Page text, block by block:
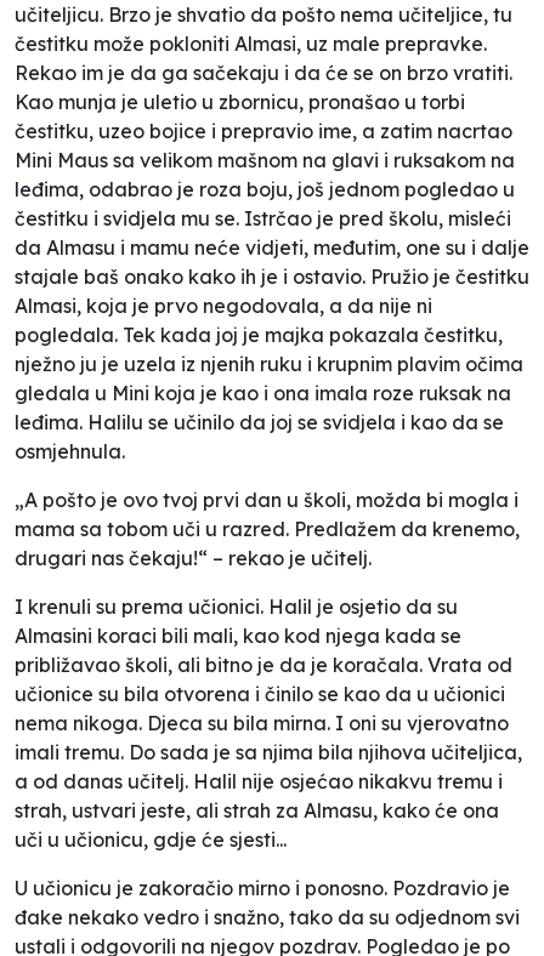
učiteljicu. Brzo je shvatio da pošto nema učiteljice, tu
čestitku može pokloniti Almasi, uz male prepravke.
Rekao im je da ga sačekaju i da će se on brzo vratiti.
Kao munja je uletio u zbornicu, pronašao u torbi
čestitku, uzeo bojice i prepravio ime, a zatim nacrtao
Mini Maus sa velikom mašnom na glavi i ruksakom na
leđima, odabrao je roza boju, još jednom pogledao u
čestitku i svidjela mu se. Istrčao je pred školu, misleći
da Almasu i mamu neće vidjeti, međutim, one su i dalje
stajale baš onako kako ih je i ostavio. Pružio je čestitku
Almasi, koja je prvo negodovala, a da nije ni
pogledala. Tek kada joj je majka pokazala čestitku,
nježno ju je uzela iz njenih ruku i krupnim plavim očima
gledala u Mini koja je kao i ona imala roze ruksak na
leđima. Halilu se učinilo da joj se svidjela i kao da se
osmjehnula.
„A pošto je ovo tvoj prvi dan u školi, možda bi mogla i
mama sa tobom uči u razred. Predlažem da krenemo,
drugari nas čekaju!“ – rekao je učitelj.
I krenuli su prema učionici. Halil je osjetio da su
Almasini koraci bili mali, kao kod njega kada se
približavao školi, ali bitno je da je koračala. Vrata od
učionice su bila otvorena i činilo se kao da u učionici
nema nikoga. Djeca su bila mirna. I oni su vjerovatno
imali tremu. Do sada je sa njima bila njihova učiteljica,
a od danas učitelj. Halil nije osjećao nikakvu tremu i
strah, ustvari jeste, ali strah za Almasu, kako će ona
uči u učionicu, gdje će sjesti...
U učionicu je zakoračio mirno i ponosno. Pozdravio je
đake nekako vedro i snažno, tako da su odjednom svi
ustali i odgovorili na njegov pozdrav. Pogledao je po